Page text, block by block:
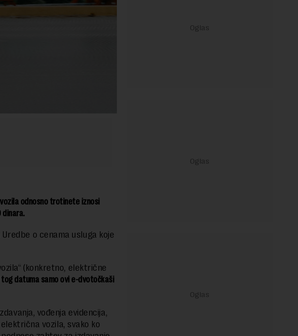
odnosno trotinete iznosi
dinara.
o cenama usluga koje
(konkretno, električne
tog datuma samo ovi e-dvotočkaši
vođenja evidencija,
vozila, svako ko